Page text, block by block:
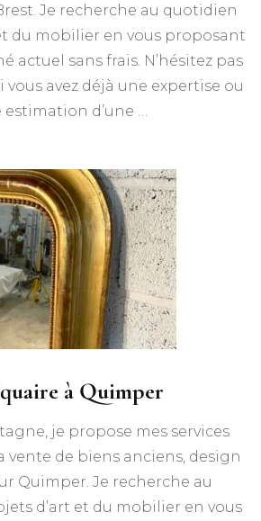
Je recherche au quotidien
du mobilier en vous proposant
actuel sans frais. N’hésitez pas
vous avez déjà une expertise ou
estimation d’une …
à Quimper
je propose mes services
vente de biens anciens, design
Quimper. Je recherche au
d’art et du mobilier en vous